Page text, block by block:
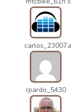
carlos_23007
rpardo_5430